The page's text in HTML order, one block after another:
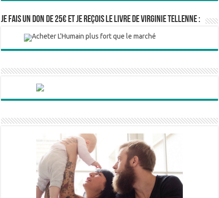
Je fais un don de 25€ et je reçois le livre de Virginie Tellenne :